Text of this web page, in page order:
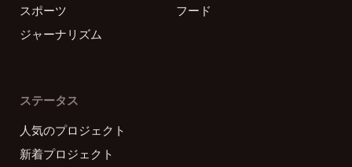
スポーツ
フード
ジャーナリズム
ステータス
人気のプロジェクト
新着プロジェクト